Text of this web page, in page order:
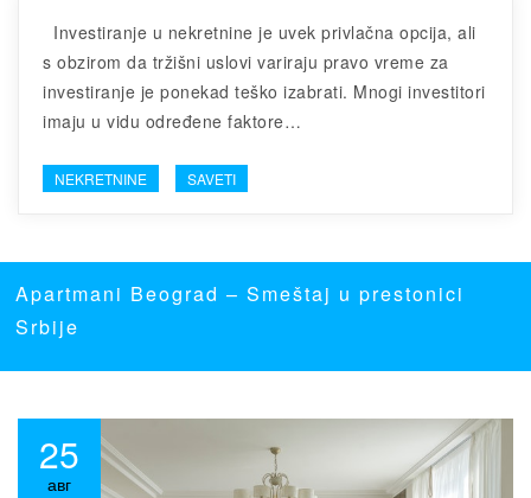
Investiranje u nekretnine je uvek privlačna opcija, ali
s obzirom da tržišni uslovi variraju pravo vreme za
investiranje je ponekad teško izabrati. Mnogi investitori
imaju u vidu određene faktore…
NEKRETNINE SAVETI
Apartmani Beograd– Smeštaj u prestonici
Srbije
25
авг